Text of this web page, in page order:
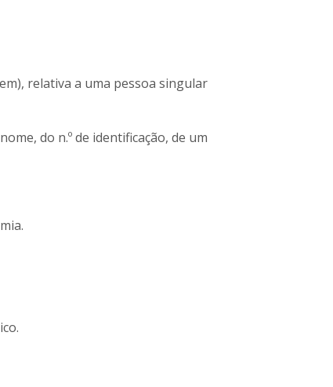
relativa a uma pessoa singular
do n.º de identificação, de um